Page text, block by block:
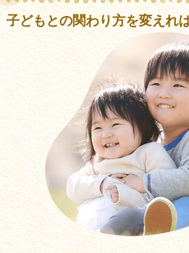
子どもとの関わり方を変えれ